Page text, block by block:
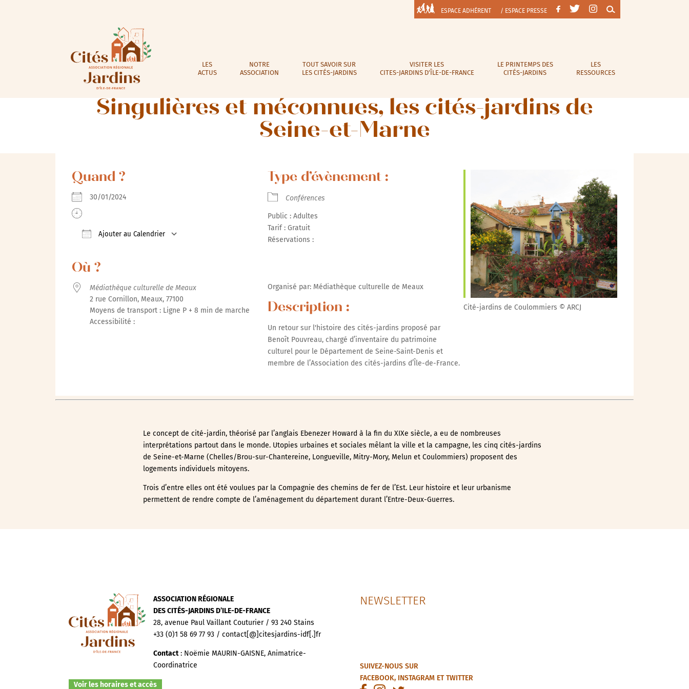
ESPACE ADHÉRENT / ESPACE PRESSE
LES
ACTUS
NOTRE
ASSOCIATION
TOUT SAVOIR SUR
LES CITÉS-JARDINS
VISITER LES
CITES-JARDINS D’ÎLE-DE-FRANCE
LE PRINTEMPS DES
CITÉS-JARDINS
LES
RESSOURCES
Singulières et méconnues, les cités-jardins de
Seine-et-Marne
Cité-jardins de Coulommiers © ARCJ
Quand ?
30/01/2024
Ajouter au Calendrier
Outlook Live
Où ?
Médiathèque culturelle de Meaux
2 rue Cornillon, Meaux, 77100
Moyens de transport : Ligne P + 8 min de marche
Accessibilité :
Type d’évènement :
Conférences
Public : Adultes
Tarif : Gratuit
Réservations :
Organisé par: Médiathèque culturelle de Meaux
Description :
Un retour sur l'histoire des cités-jardins proposé par
Benoît Pouvreau, chargé d’inventaire du patrimoine
culturel pour le Département de Seine-Saint-Denis et
membre de l’Association des cités-jardins d’Île-de-France.
Le concept de cité-jardin, théorisé par l’anglais Ebenezer Howard à la fin du XIXe siècle, a eu de nombreuses
interprétations partout dans le monde. Utopies urbaines et sociales mêlant la ville et la campagne, les cinq cités-jardins
de Seine-et-Marne (Chelles/Brou-sur-Chantereine, Longueville, Mitry-Mory, Melun et Coulommiers) proposent des
logements individuels mitoyens.
Trois d’entre elles ont été voulues par la Compagnie des chemins de fer de l’Est. Leur histoire et leur urbanisme
permettent de rendre compte de l’aménagement du département durant l’Entre-Deux-Guerres.
ASSOCIATION RÉGIONALE
DES CITÉS-JARDINS D’ILE-DE-FRANCE
28, avenue Paul Vaillant Couturier / 93 240 Stains
+33 (0)1 58 69 77 93 / contact[@]citesjardins-idf[.]fr
Contact: Noëmie MAURIN-GAISNE, Animatrice-
Coordinatrice
Voir les horaires et accès
NEWSLETTER
SUIVEZ-NOUS SUR
FACEBOOK, INSTAGRAMETTWITTER